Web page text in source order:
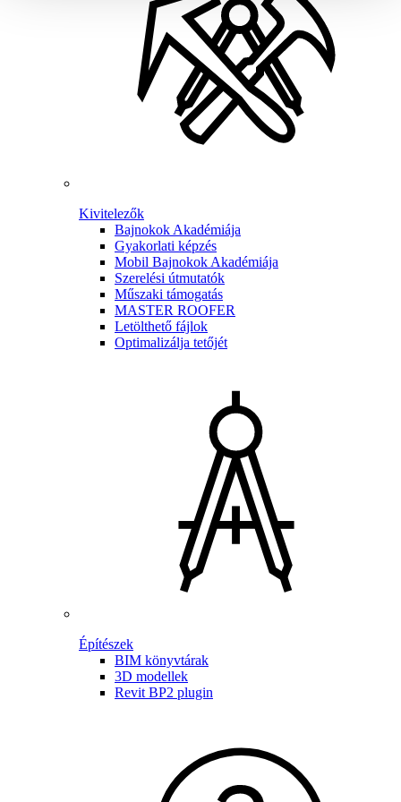
Kivitelezők
Bajnokok Akadémiája
Gyakorlati képzés
Mobil Bajnokok Akadémiája
Szerelési útmutatók
Műszaki támogatás
MASTER ROOFER
Letölthető fájlok
Optimalizálja tetőjét
Építészek
BIM könyvtárak
3D modellek
Revit BP2 plugin